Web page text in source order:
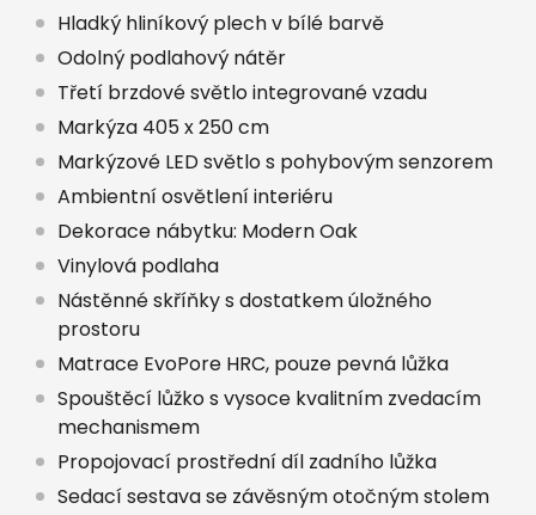
Hladký hliníkový plech v bílé barvě
Odolný podlahový nátěr
Třetí brzdové světlo integrované vzadu
Markýza 405 x 250 cm
Markýzové LED světlo s pohybovým senzorem
Ambientní osvětlení interiéru
Dekorace nábytku: Modern Oak
Vinylová podlaha
Nástěnné skříňky s dostatkem úložného
prostoru
Matrace EvoPore HRC, pouze pevná lůžka
Spouštěcí lůžko s vysoce kvalitním zvedacím
mechanismem
Propojovací prostřední díl zadního lůžka
Sedací sestava se závěsným otočným stolem